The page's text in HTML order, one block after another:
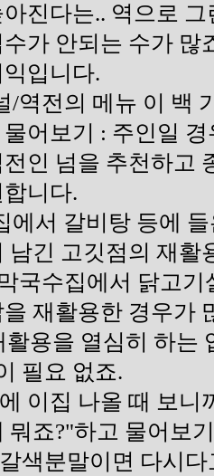
진다는.. 역으로
가 안되는 수가 많
입니다.
/역전의 메뉴 이 백
어보기 : 주인일
인 넘을 추천하고
니다.
에서 갈비탕 등에
남긴 고깃점의 재활
국수집에서 닭고
을 재활용한 경우가
활용을 열심히 하는
필요 없죠.
이집 나올 때 보
뭐죠?"하고 물어보
색분말이면 다시